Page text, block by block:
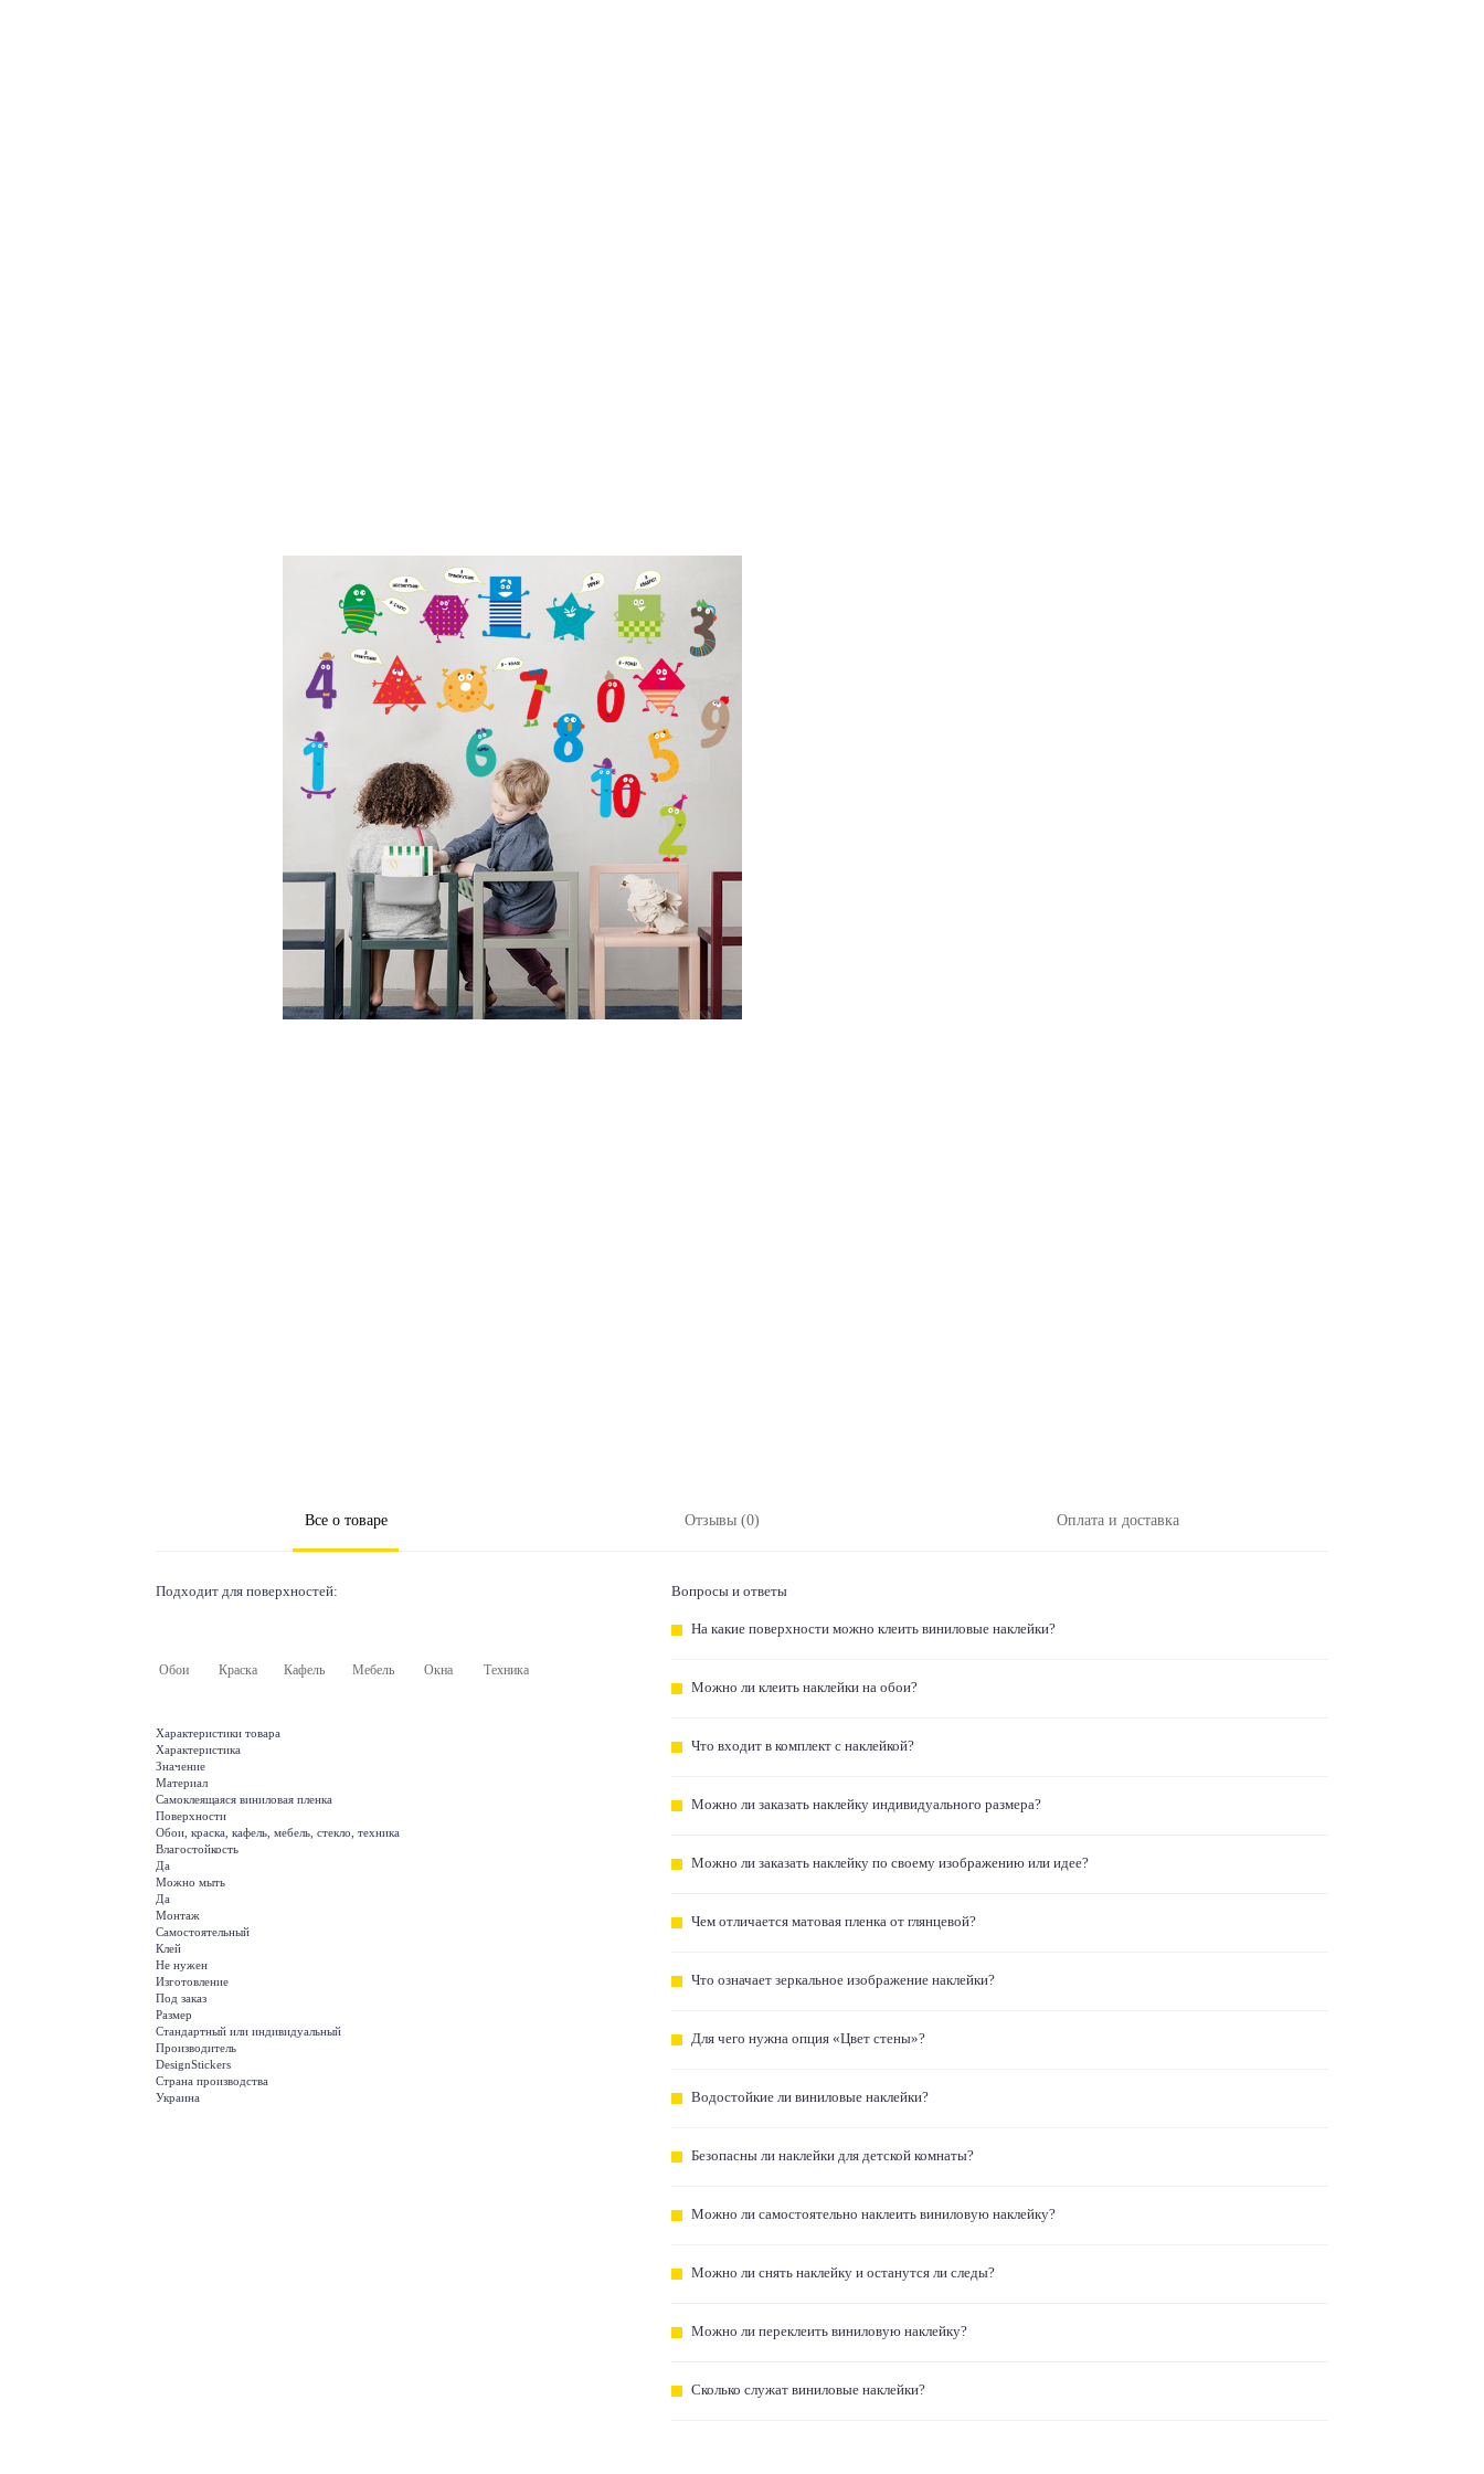
Все о товаре Отзывы (0) Оплата и доставка
Подходит для поверхностей:
Обои Краска Кафель Мебель Окна Техника
Характеристики товара
Характеристика
Значение
Материал
Самоклеящаяся виниловая пленка
Поверхности
Обои, краска, кафель, мебель, стекло, техника
Влагостойкость
Да
Можно мыть
Да
Монтаж
Самостоятельный
Клей
Не нужен
Изготовление
Под заказ
Размер
Стандартный или индивидуальный
Производитель
DesignStickers
Страна производства
Украина
Вопросы и ответы
На какие поверхности можно клеить виниловые наклейки?
Можно ли клеить наклейки на обои?
Что входит в комплект с наклейкой?
Можно ли заказать наклейку индивидуального размера?
Можно ли заказать наклейку по своему изображению или идее?
Чем отличается матовая пленка от глянцевой?
Что означает зеркальное изображение наклейки?
Для чего нужна опция «Цвет стены»?
Водостойкие ли виниловые наклейки?
Безопасны ли наклейки для детской комнаты?
Можно ли самостоятельно наклеить виниловую наклейку?
Можно ли снять наклейку и останутся ли следы?
Можно ли переклеить виниловую наклейку?
Сколько служат виниловые наклейки?